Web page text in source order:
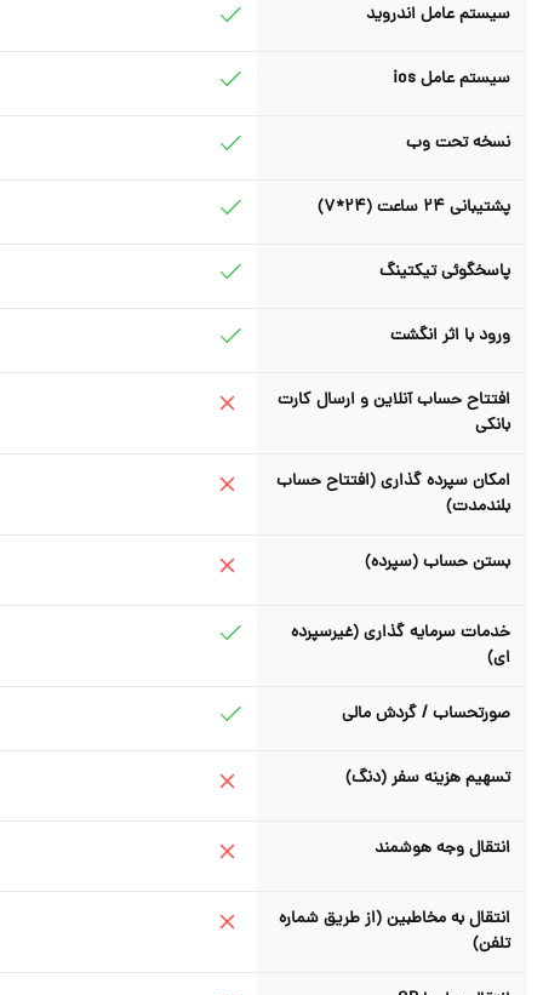
سیستم عامل اندروید
سیستم عامل ios
نسخه تحت وب
پشتیبانی 24 ساعت (24*7)
پاسخگوئی تیکتینگ
ورود با اثر انگشت
افتتاح حساب آنلاین و ارسال کارت
بانکی
امکان سپرده گذاری (افتتاح حساب
بلندمدت)
بستن حساب (سپرده)
خدمات سرمایه گذاری (غیرسپرده
صورتحساب / گردش مالی
تسهیم هزینه سفر (دنگ)
انتقال وجه هوشمند
انتقال به مخاطبین (از طریق شماره
تلفن)